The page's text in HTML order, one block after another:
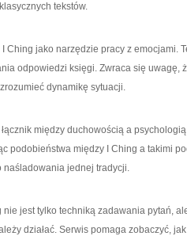
tekstów.
Ching jako narzędzie pracy z emocjami.
odpowiedzi księgi. Zwraca się uwagę,
dynamikę sytuacji.
między duchowością a
podobieństwa między I Ching a takimi
naśladowania jednej tradycji.
jest tylko techniką zadawania pytań,
działać. Serwis pomaga zobaczyć,